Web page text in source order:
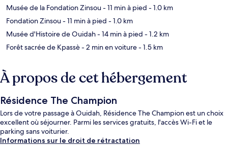
Musée de la Fondation Zinsou- 11 min à pied - 1.0 km
Fondation Zinsou- 11 min à pied - 1.0 km
Musée d'Histoire de Ouidah- 14 min à pied - 1.2 km
Forêt sacrée de Kpassè- 2 min en voiture- 1.5 km
À propos de cet hébergement
Résidence The Champion
Lors de votre passage à Ouidah, Résidence The Champion est un choix
excellent où séjourner. Parmi les services gratuits, l'accès Wi-Fi et le
parking sans voiturier.
Informations sur le droit de rétractation